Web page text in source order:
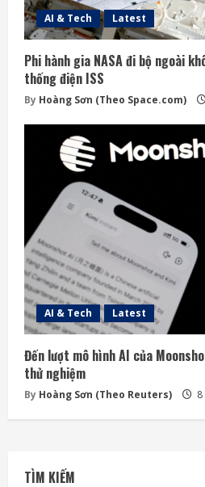
AI & Tech Latest
Phi hành gia NASA đi bộ ngoài
thống điện ISS
By Hoàng Sơn (Theo Space.com)
AI & Tech Latest
Đến lượt mô hình AI của
thử nghiệm
By Hoàng Sơn (Theo Reuters)
TÌM KIẾM